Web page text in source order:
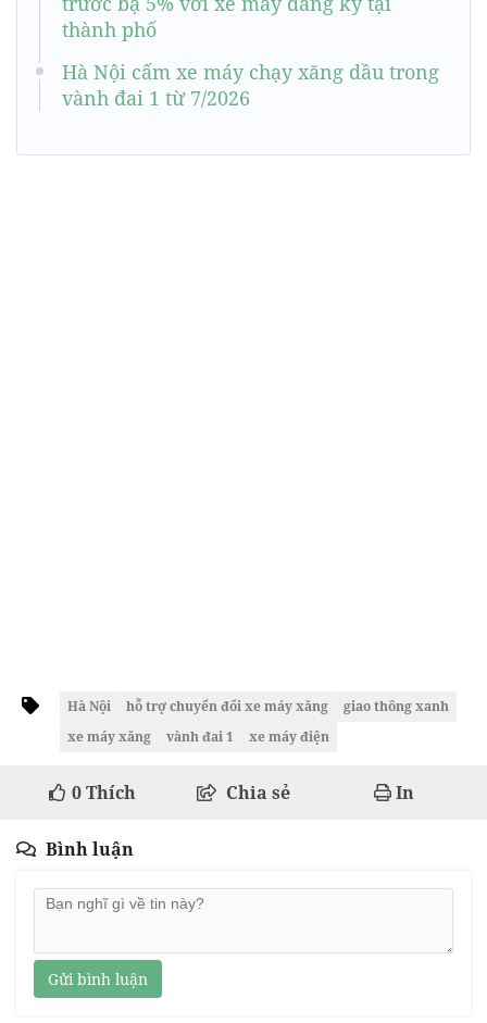
thành phố
Hà Nội cấm xe máy chạy xăng dầu trong
vành đai 1 từ 7/2026
Hà Nội hỗ trợ chuyển đổi xe máy xăng
giao thông xanh
xe máy xăng
vành đai 1 xe máy điện
0Thích Chia sẻ In
Bình luận
Gửi bình luận